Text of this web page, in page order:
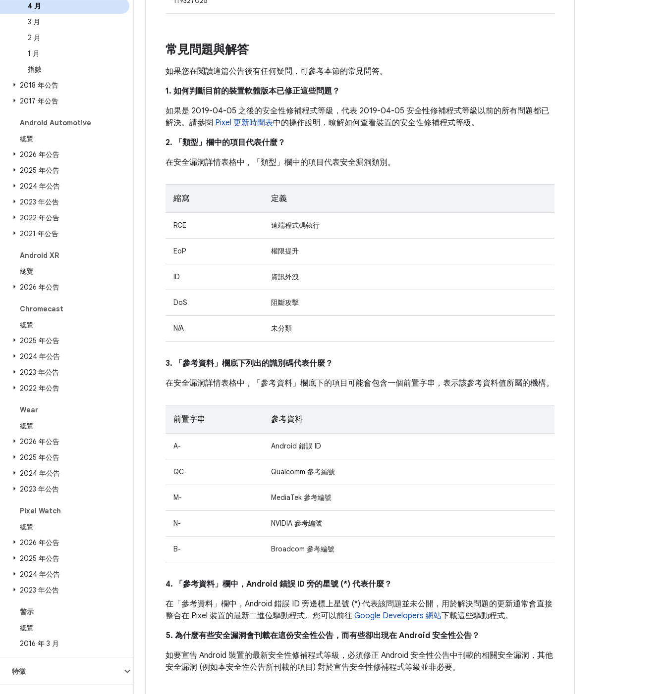
4 月
3 月
2 月
1 月
指數
2018 年公告
2017 年公告
Android Automotive
總覽
2026 年公告
2025 年公告
2024 年公告
2023 年公告
2022 年公告
2021 年公告
Android XR
總覽
2026 年公告
Chromecast
總覽
2025 年公告
2024 年公告
2023 年公告
2022 年公告
Wear
總覽
2026 年公告
2025 年公告
2024 年公告
2023 年公告
Pixel Watch
總覽
2026 年公告
2025 年公告
2024 年公告
2023 年公告
警示
總覽
2016 年 3 月
特徵
常見問題與解答
如果您在閱讀這篇公告後有任何疑問，可參考本節的常見問答。
1. 如何判斷目前的裝置軟體版本已修正這些問題？
如果是 2019-04-05 之後的安全性修補程式等級，代表 2019-04-05 安全性修補程式等級以前的所有問題都已
解決。請參閱 Pixel 更新時間表中的操作說明，瞭解如何查看裝置的安全性修補程式等級。
2. 「類型」 欄中的項目代表什麼？
在安全漏洞詳情表格中，「類型」 欄中的項目代表安全漏洞類別。
縮寫 定義
RCE 遠端程式碼執行
EoP 權限提升
ID 資訊外洩
DoS 阻斷攻擊
N/A 未分類
3. 「參考資料」 欄底下列出的識別碼代表什麼？
在安全漏洞詳情表格中，「參考資料」 欄底下的項目可能會包含一個前置字串，表示該參考資料值所屬的機構。
前置字串 參考資料
A- Android 錯誤 ID
QC- Qualcomm 參考編號
M- MediaTek 參考編號
N- NVIDIA 參考編號
B- Broadcom 參考編號
4. 「參考資料」 欄中，Android 錯誤 ID 旁的星號 (*) 代表什麼？
在「參考資料」 欄中，Android 錯誤 ID 旁邊標上星號 (*) 代表該問題並未公開，用於解決問題的更新通常會直接
整合在 Pixel 裝置的最新二進位驅動程式。您可以前往 Google Developers 網站下載這些驅動程式。
5. 為什麼有些安全漏洞會刊載在這份安全性公告，而有些卻出現在 Android 安全性公告？
如要宣告 Android 裝置的最新安全性修補程式等級，必須修正 Android 安全性公告中刊載的相關安全漏洞，其他
安全漏洞 (例如本安全性公告所刊載的項目) 對於宣告安全性修補程式等級並非必要。